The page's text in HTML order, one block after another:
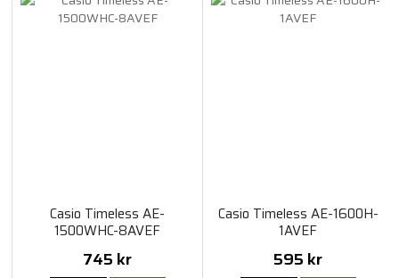
Casio Timeless AE-
1500WHC-8AVEF
745 kr
Casio Timeless AE-1600H-
1AVEF
595 kr